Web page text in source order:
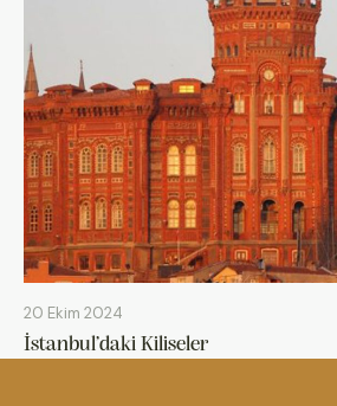
20 Ekim 2024
İstanbul’daki Kiliseler